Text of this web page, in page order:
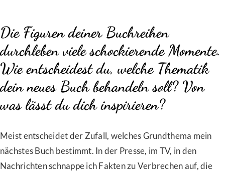
Die Figuren deiner Buchreihen
durchleben viele schockierende Momente.
Wie entscheidest du, welche Thematik
dein neues Buch behandeln soll? Von
was lässt du dich inspirieren?
Meist entscheidet der Zufall, welches Grundthema mein
nächstes Buch bestimmt. In der Presse, im TV, in den
Nachrichten schnappe ich Fakten zu Verbrechen auf, die